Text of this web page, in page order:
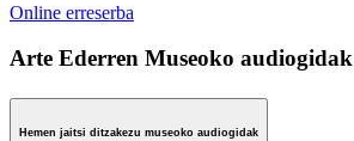
Online erreserba
Arte Ederren Museoko audiogidak
Hemen jaitsi ditzakezu museoko audiogidak